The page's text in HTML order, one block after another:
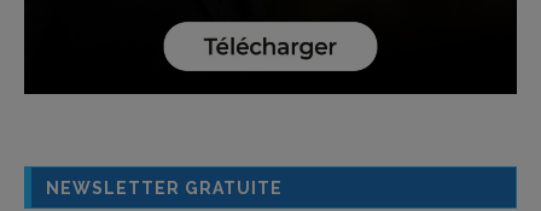
NEWSLETTER GRATUITE